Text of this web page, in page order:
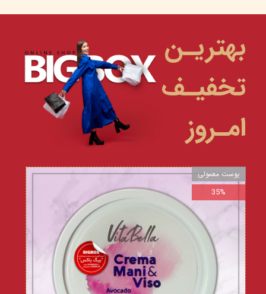
بهتریـن
تخفیـف
امـروز
پوست معمولی
35%